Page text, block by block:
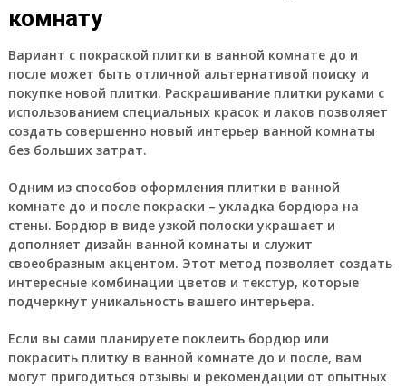
комнату
Вариант с покраской плитки в ванной комнате до и
после может быть отличной альтернативой поиску и
покупке новой плитки. Раскрашивание плитки руками с
использованием специальных красок и лаков позволяет
создать совершенно новый интерьер ванной комнаты
без больших затрат.
Одним из способов оформления плитки в ванной
комнате до и после покраски – укладка бордюра на
стены. Бордюр в виде узкой полоски украшает и
дополняет дизайн ванной комнаты и служит
своеобразным акцентом. Этот метод позволяет создать
интересные комбинации цветов и текстур, которые
подчеркнут уникальность вашего интерьера.
Если вы сами планируете поклеить бордюр или
покрасить плитку в ванной комнате до и после, вам
могут пригодиться отзывы и рекомендации от опытных